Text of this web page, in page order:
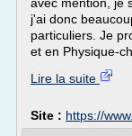
j'ai donc
particuliers. Je
et en Physique-
Lire la suite
Site : https://